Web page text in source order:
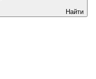
Найти